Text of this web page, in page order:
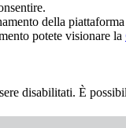
della
potete visionare la
disabilitati. È